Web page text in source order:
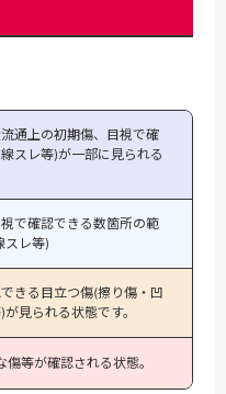
通上の初期傷、目視で確
スレ等)が一部に見られる
で確認できる数箇所の範
スレ等)
きる目立つ傷(擦り傷・凹
見られる状態です。
等が確認される状態。